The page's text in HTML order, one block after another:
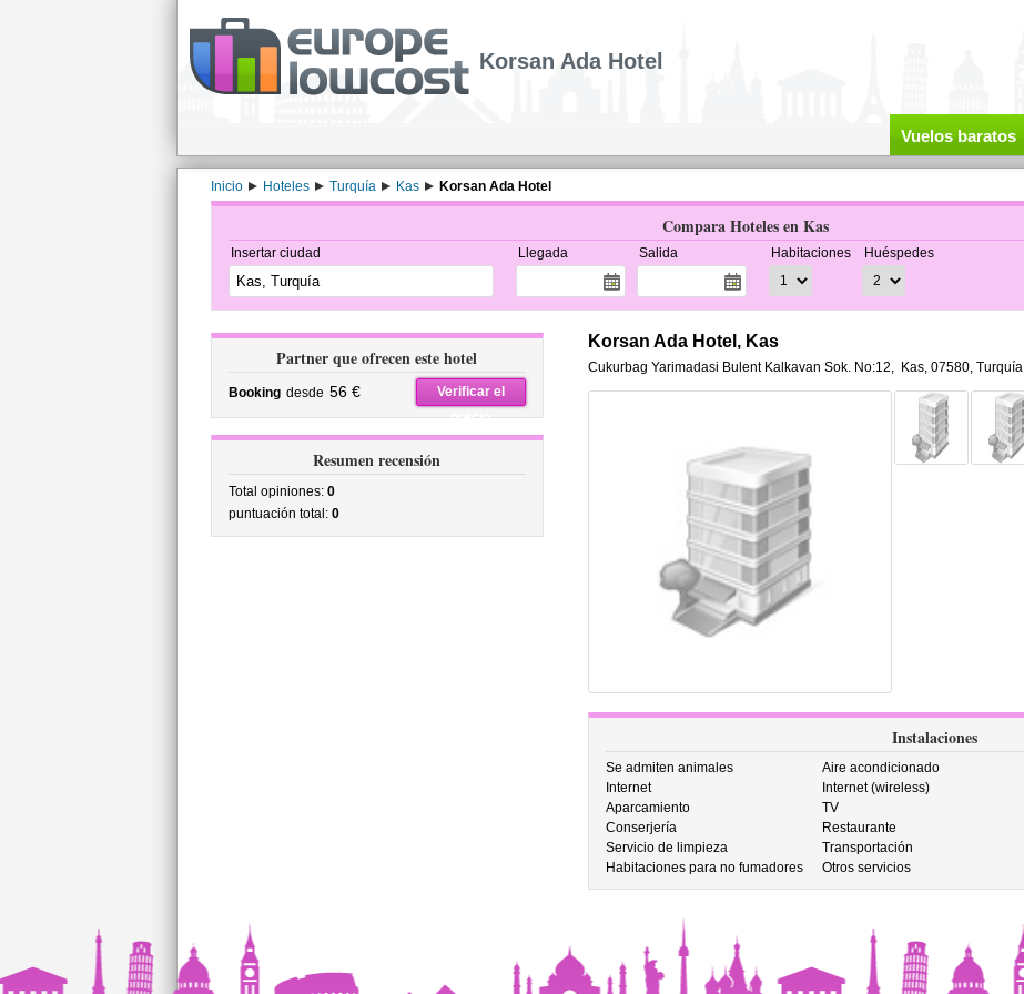
Korsan Ada Hotel
Vuelos baratos
Inicio Hoteles Turquía Kas Korsan Ada Hotel
Compara Hoteles en Kas
Insertar ciudad Llegada Salida Habitaciones Huéspedes
Partner que ofrecen este hotel
Booking desde 56 €
Verificar el
precio
Resumen recensión
Total opiniones: 0
puntuación total: 0
Korsan Ada Hotel, Kas
Cukurbag Yarimadasi Bulent Kalkavan Sok. No:12, Kas, 07580, Turquía
Instalaciones
Se admiten animales Aire acondicionado
Internet
Internet (wireless)
Aparcamiento
TV
Conserjería
Restaurante
Servicio de limpieza
Transportación
Habitaciones para no fumadores
Otros servicios